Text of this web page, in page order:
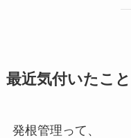
最近気付いたこと
発根管理って、